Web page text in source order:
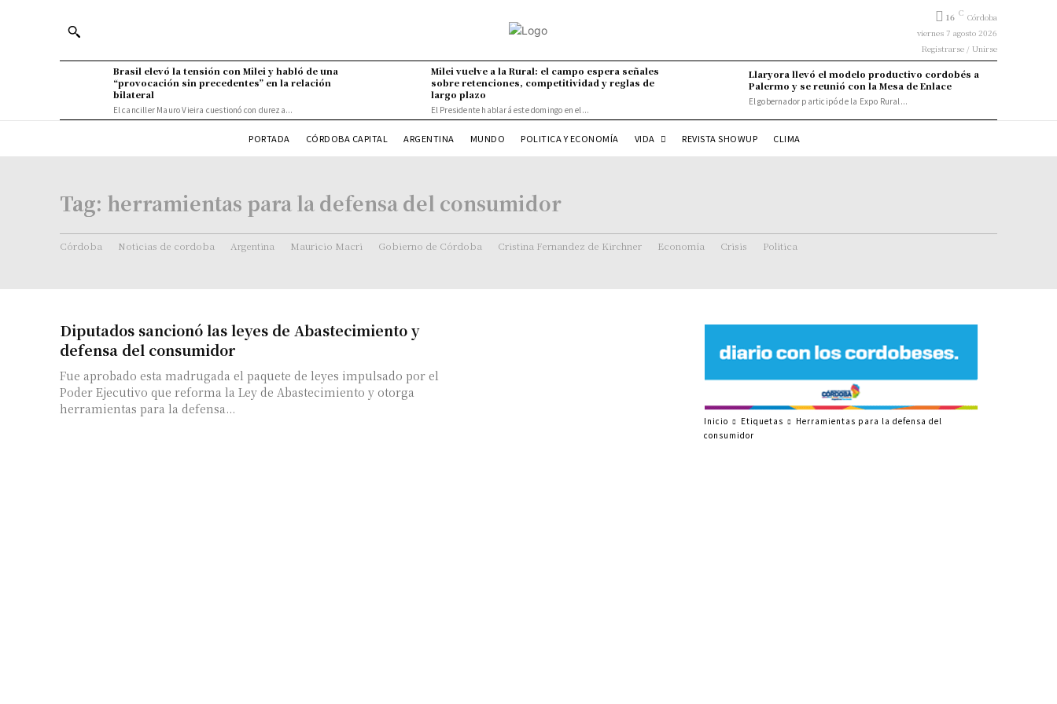
16 C Córdoba
viernes 7 agosto 2026
Registrarse / Unirse
Brasil elevó la tensión con Milei y habló de una
“provocación sin precedentes” en la relación
bilateral
El canciller Mauro Vieira cuestionó con dureza...
Milei vuelve a la Rural: el campo espera señales
sobre retenciones, competitividad y reglas de
largo plazo
El Presidente hablará este domingo en el...
Llaryora llevó el modelo productivo cordobés a
Palermo y se reunió con la Mesa de Enlace
El gobernador participó de la Expo Rural...
PORTADA CÓRDOBA CAPITAL ARGENTINA MUNDO POLITICA Y ECONOMÍA VIDA REVISTA SHOWUP CLIMA
Tag: herramientas para la defensa del consumidor
Córdoba Noticias de cordoba Argentina Mauricio Macri Gobierno de Córdoba Cristina Fernandez de Kirchner Economía Crisis Politica
Diputados sancionó las leyes de Abastecimiento y
defensa del consumidor
Fue aprobado esta madrugada el paquete de leyes impulsado por el
Poder Ejecutivo que reforma la Ley de Abastecimiento y otorga
herramientas para la defensa...
Inicio Etiquetas
Herramientas para la defensa del
consumidor